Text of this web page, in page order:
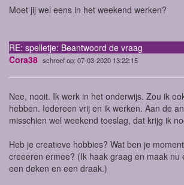
Moet jij wel eens in het weekend werken?
RE: spelletje: Beantwoord de vraag
Cora38 schreef op: 07-03-2020 13:22:15
Nee, nooit. Ik werk in het onderwijs. Zou ik
hebben. Iedereen vrij en ik werken. Aan de
misschien wel weekend toeslag, dat krijg ik
Heb je creatieve hobbies? Wat ben je
creeeren ermee? (Ik haak graag en maak nu
een deken en een draak.)